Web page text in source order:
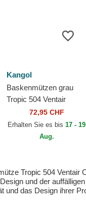
Kangol
Baskenmützen grau
Tropic 504 Ventair
Charcoal von Kangol
72,95 CHF
Erhalten Sie es bis17 - 19
Aug.
Tropic 504
und der
und das Design ihrer